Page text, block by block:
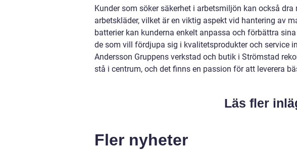
Kunder som söker säkerhet i arbetsmiljön kan också
arbetskläder, vilket är en viktig aspekt vid hantering av
batterier kan kunderna enkelt anpassa och förbättra
de som vill fördjupa sig i kvalitetsprodukter och service
Andersson Gruppens verkstad och butik i Strömstad
stå i centrum, och det finns en passion för att leverera
Läs fler
Fler nyheter